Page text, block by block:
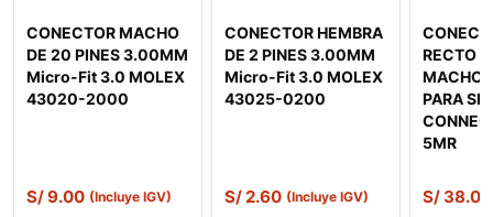
CONECTOR MACHO
DE 20 PINES 3.00MM
Micro-Fit 3.0 MOLEX
43020-2000
S/9.00 (Incluye IGV)
CONECTOR HEMBRA
DE 2 PINES 3.00MM
Micro-Fit 3.0 MOLEX
43025-0200
S/2.60 (Incluye IGV)
RECTO
MACHO
PARA
5MR
S/38.00